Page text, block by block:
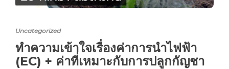
Uncategorized
ทำความเข้าใจเรื่องค่าการนำไฟฟ้า
(EC) + ค่าที่เหมาะกับการปลูกกัญชา